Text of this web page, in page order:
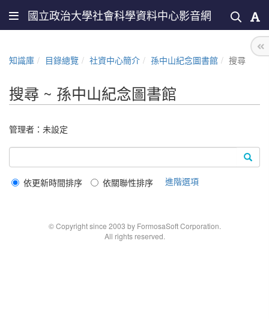
國立政治大學社會科學資料中心影音網
知識庫 目錄總覽 社資中心簡介 孫中山紀念圖書館 搜尋
搜尋 ~ 孫中山紀念圖書館
管理者：未設定
依更新時間排序 依關聯性排序 進階選項
© Copyright since 2003 by FormosaSoft Corporation.
All rights reserved.